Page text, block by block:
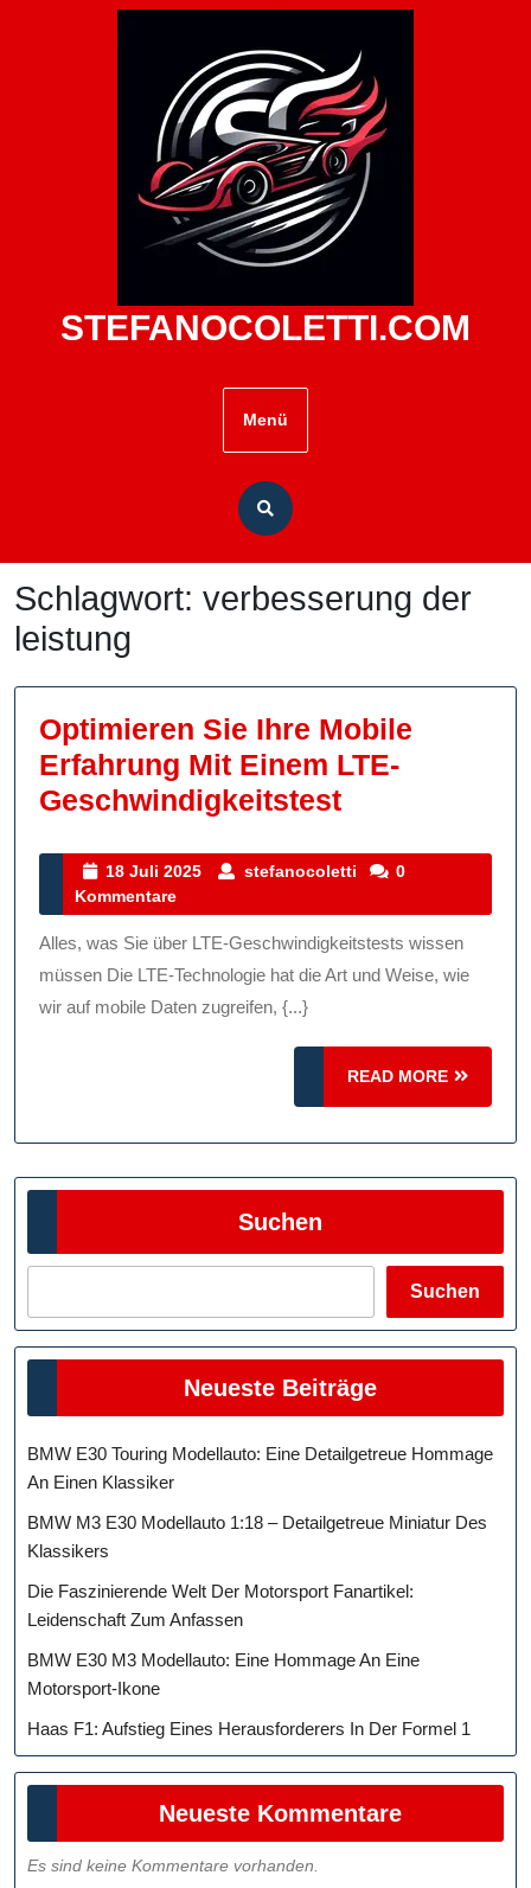
STEFANOCOLETTI.COM
Menü
Schlagwort: verbesserung der
leistung
Optimieren Sie Ihre Mobile
Erfahrung Mit Einem LTE-
GeschwindigkeitstestOptimieren
Ihre
Erfahrung
Mit
LTE-
18 Juli 2025
18
2025
stefanocoletti stefanocoletti
0
Kommentare
Alles, was Sie über LTE-Geschwindigkeitstests wissen
müssen Die LTE-Technologie hat die Art und Weise, wie
wir auf mobile Daten zugreifen, {...}
READ MORE
READ
MORE
Suchen
Suchen
Neueste Beiträge
BMW E30 Touring Modellauto: Eine Detailgetreue Hommage
An Einen Klassiker
BMW M3 E30 Modellauto 1:18 – Detailgetreue Miniatur Des
Klassikers
Die Faszinierende Welt Der Motorsport Fanartikel:
Leidenschaft Zum Anfassen
BMW E30 M3 Modellauto: Eine Hommage An Eine
Motorsport-Ikone
Haas F1: Aufstieg Eines Herausforderers In Der Formel 1
Neueste Kommentare
Es sind keine Kommentare vorhanden.